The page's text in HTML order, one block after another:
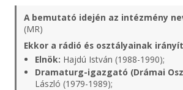
A bemutató idején az intézmény
(MR)
Ekkor a rádió és osztályainak
Elnök: Hajdú István (1988-1990);
Dramaturg-igazgató (Drámai
László (1979-1989);